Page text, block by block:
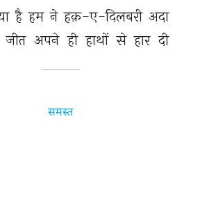
है हम ने हक़-ए-दिलबरी अदा
जीत अपने ही हाथों से हार दी
समस्त